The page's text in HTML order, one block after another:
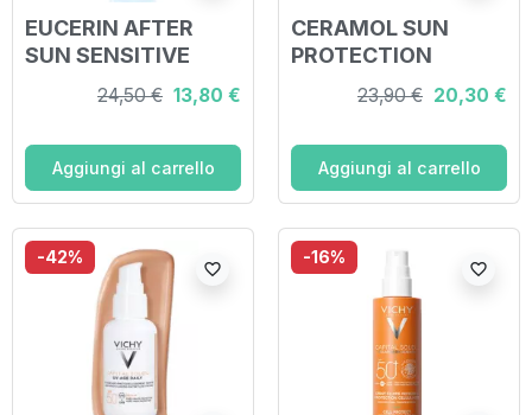
EUCERIN AFTER
SUN SENSITIVE
RELIEF 200 ML
24,50 € 13,80 €
Aggiungi al carrello
CERAMOL SUN
PROTECTION
SPRAY SPF50+ 150
23,90 € 20,30 €
Aggiungi al carrello
-42%
favorite_border
-16%
favorite_border